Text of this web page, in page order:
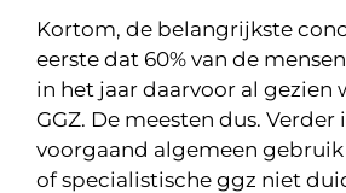
Kortom, de belangrijkste
eerste dat 60% van de
in het jaar daarvoor al gezien
GGZ. De meesten dus. Verder
voorgaand algemeen gebruik
of specialistische ggz niet